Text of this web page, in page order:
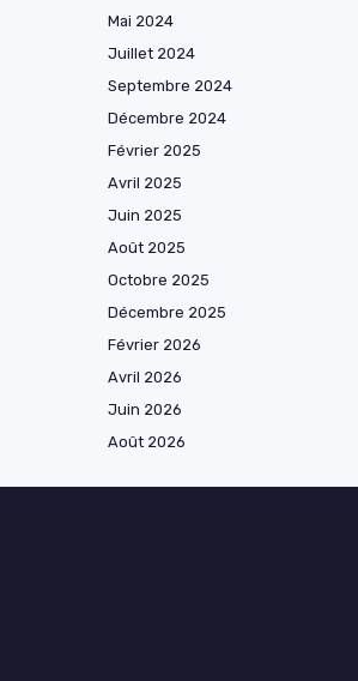
Mai 2024
Juillet 2024
Septembre 2024
Décembre 2024
Février 2025
Avril 2025
Juin 2025
Août 2025
Octobre 2025
Décembre 2025
Février 2026
Avril 2026
Juin 2026
Août 2026